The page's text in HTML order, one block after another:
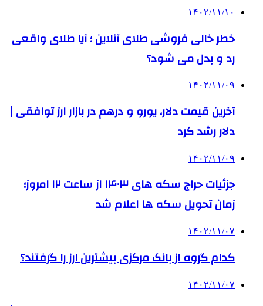
۱۴۰۲/۱۱/۱۰
خطر خالی فروشی طلای آنلاین ؛ آیا طلای واقعی
رد و بدل می شود؟
۱۴۰۲/۱۱/۰۹
آخرین قیمت دلار، یورو و درهم در بازار ارز توافقی |
دلار رشد کرد
۱۴۰۲/۱۱/۰۹
جزئیات حراج سکه های ۱۴۰۳ از ساعت ۱۲ امروز؛
زمان تحویل سکه ها اعلام شد
۱۴۰۲/۱۱/۰۷
کدام گروه از بانک مرکزی بیشترین ارز را گرفتند؟
۱۴۰۲/۱۱/۰۷